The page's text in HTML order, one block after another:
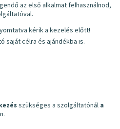
az első alkalmat felhasználnod,
kérik a kezelés előtt!
saját célra és ajándékba is.
szükséges a szolgáltatónál a